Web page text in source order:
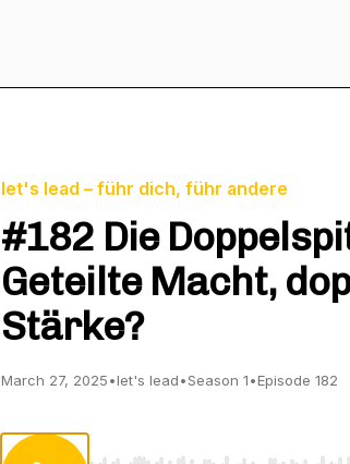
let's lead – führ dich, führ andere
#182 Die
Geteilte Macht,
Stärke?
March 27, 2025•let's lead•Season 1•Episode 182